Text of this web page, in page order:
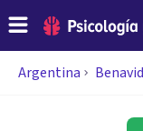
Argentina